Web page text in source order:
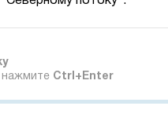
нажмите Ctrl+Enter